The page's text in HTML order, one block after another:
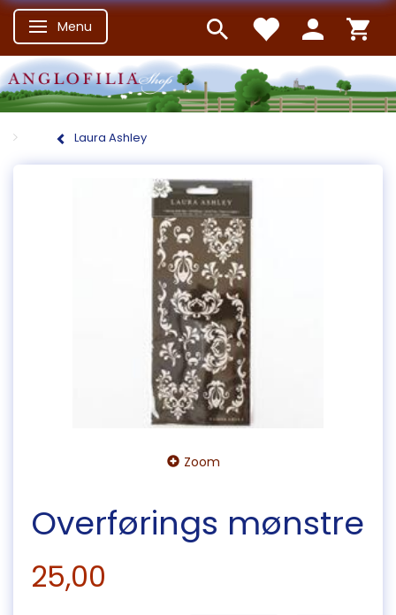
Skifte navigation
Menu
Laura Ashley
Zoom
Overførings mønstre
25,00